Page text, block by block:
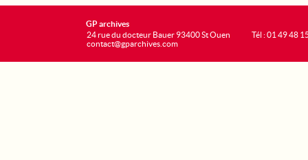
GP archives
24 rue du docteur Bauer 93400 St Ouen
contact@gparchives.com
Tél : 01 49 48